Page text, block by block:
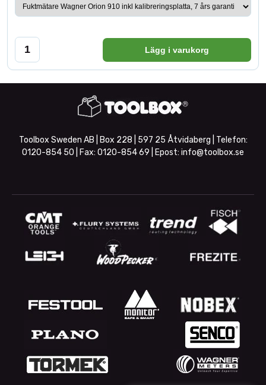
Lägg i varukorg
Toolbox Sweden AB | Box 228 | 597 25 Åtvidaberg | Telefon:
0120-854 50 | Fax: 0120-854 69 | Epost: info@toolbox.se